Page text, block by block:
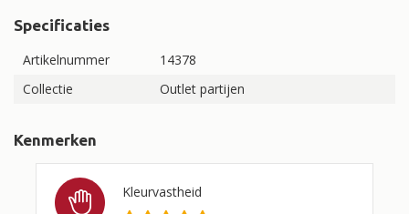
Specificaties
Artikelnummer
14378
Collectie
Outlet partijen
Kenmerken
Kleurvastheid